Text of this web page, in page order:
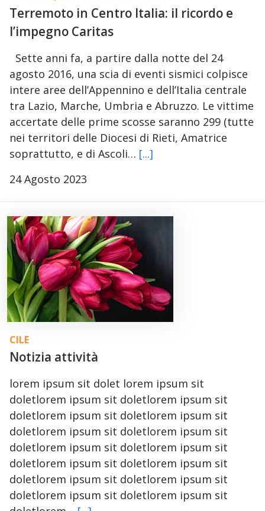
Terremoto in Centro Italia: il ricordo e
l’impegno Caritas
Sette anni fa, a partire dalla notte del 24
agosto 2016, una scia di eventi sismici colpisce
intere aree dell’Appennino e dell’Italia centrale
tra Lazio, Marche, Umbria e Abruzzo. Le vittime
accertate delle prime scosse saranno 299 (tutte
nei territori delle Diocesi di Rieti, Amatrice
soprattutto, e di Ascoli… [...]
24 Agosto 2023
CILE
Notizia attività
lorem ipsum sit dolet lorem ipsum sit
doletlorem ipsum sit doletlorem ipsum sit
doletlorem ipsum sit doletlorem ipsum sit
doletlorem ipsum sit doletlorem ipsum sit
doletlorem ipsum sit doletlorem ipsum sit
doletlorem ipsum sit doletlorem ipsum sit
doletlorem ipsum sit doletlorem ipsum sit
doletlorem ipsum sit doletlorem ipsum sit